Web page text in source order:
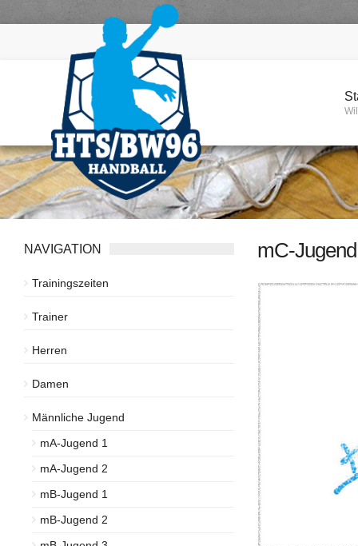
NAVIGATION
Trainingszeiten
Trainer
Herren
Damen
Männliche Jugend
mA-Jugend 1
mA-Jugend 2
mB-Jugend 1
mB-Jugend 2
mC-